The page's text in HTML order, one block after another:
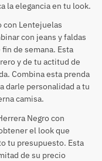
la elegancia en tu look.
con Lentejuelas
con jeans y faldas
de semana. Esta
y de tu actitud de
Combina esta prenda
darle personalidad a tu
camisa.
Negro con
el look que
tu presupuesto. Esta
de su precio